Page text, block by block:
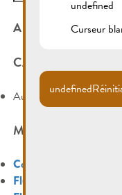
for:
ARCHIVES
CATÉGORIES
Aucune catégorie
MÉTA
Connexion
Flux des publications
undefined
Curseur
undefined